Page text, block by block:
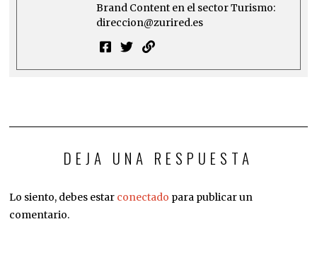
Brand Content en el sector Turismo:
direccion@zurired.es
DEJA UNA RESPUESTA
Lo siento, debes estar conectado para publicar un
comentario.